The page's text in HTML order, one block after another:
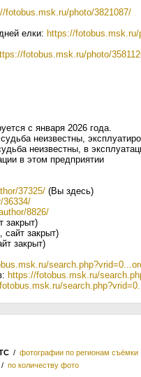
fotobus.msk.ru/photo/3821087/
елки: https://fotobus.msk.ru/
fotobus.msk.ru/photo/
с января 2026 года.
неизвестны,
неизвестны, в
в этом предприятии
37325/ (Вы здесь)
36334/
8826/
закрыт)
сайт закрыт)
закрыт)
https://fotobus.msk.ru/
/ фотографии по регионам съёмки
/ по количеству фото